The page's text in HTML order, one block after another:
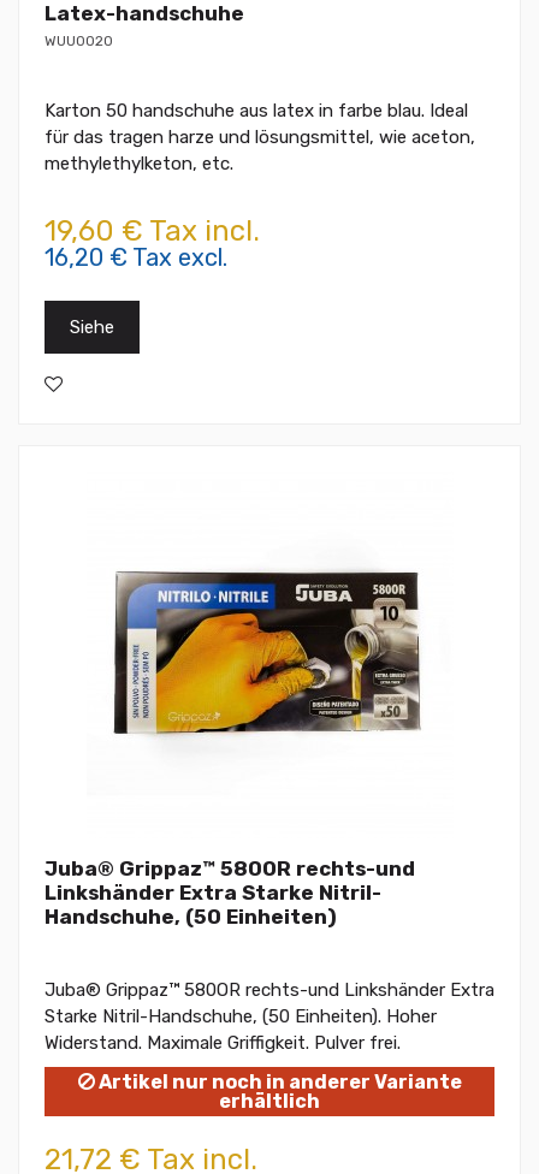
Latex-handschuhe
WUU0020
Karton 50 handschuhe aus latex in farbe blau. Ideal
für das tragen harze und lösungsmittel, wie aceton,
methylethylketon, etc.
19,60 € Tax incl.
16,20 € Tax excl.
Siehe
Juba® Grippaz™ 580OR rechts-und
Linkshänder Extra Starke Nitril-
Handschuhe, (50 Einheiten)
Juba® Grippaz™ 580OR rechts-und Linkshänder Extra
Starke Nitril-Handschuhe, (50 Einheiten). Hoher
Widerstand. Maximale Griffigkeit. Pulver frei.
Artikel nur noch in anderer Variante
erhältlich
21,72 € Tax incl.